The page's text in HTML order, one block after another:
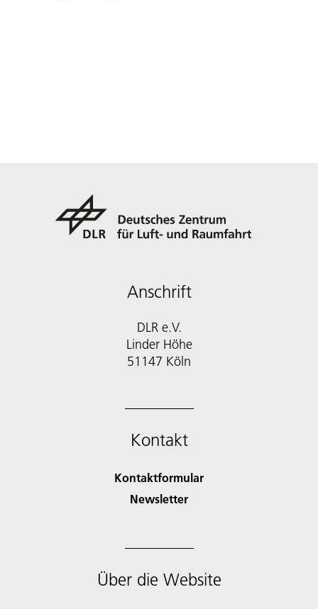
Anschrift
DLR e.V.
Linder Höhe
51147 Köln
Kontakt
Kontaktformular
Newsletter
Über die Website